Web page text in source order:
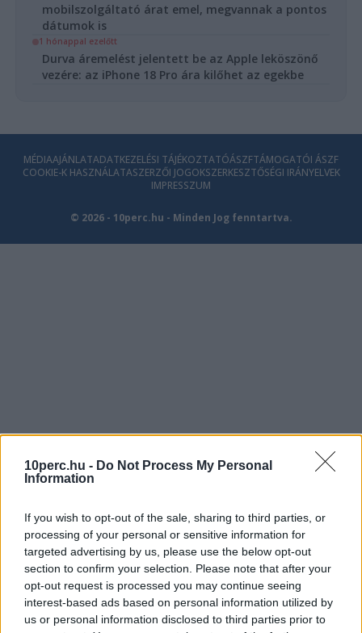
10perc.hu - Do Not Process My Personal
Information
If you wish to opt-out of the sale, sharing to third parties, or
processing of your personal or sensitive information for
targeted advertising by us, please use the below opt-out
section to confirm your selection. Please note that after your
opt-out request is processed you may continue seeing
interest-based ads based on personal information utilized by
us or personal information disclosed to third parties prior to
mobilszolgáltató árat emel, megvannak a pontos
dátumok is
1 hónappal ezelőtt
Durva áremelést jelentett be az Apple leköszönő
vezére: az iPhone 18 Pro ára kilőhet az egekbe
MÉDIAAJÁNLATADATKEZELÉSI TÁJÉKOZTATÓÁSZFTÁMOGATÓI ÁSZF
COOKIE-K HASZNÁLATASZERZŐI JOGOKSZERKESZTŐSÉGI IRÁNYELVEK
IMPRESSZUM
© 2026 - 10perc.hu - Minden Jog fenntartva.